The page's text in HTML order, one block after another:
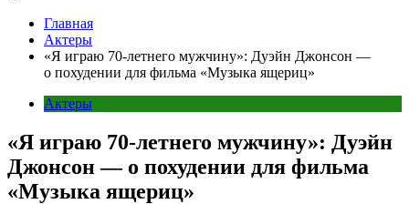
Главная
Актеры
«Я играю 70-летнего мужчину»: Дуэйн Джонсон —
о похудении для фильма «Музыка ящериц»
Актеры
«Я играю 70-летнего мужчину»: Дуэйн
Джонсон — о похудении для фильма
«Музыка ящериц»